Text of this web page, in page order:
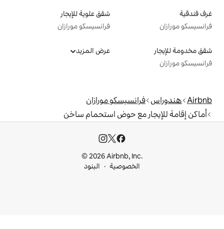
شقق علوية للإيجار
فرانسيسكو مورازان
عرض المزيد
مورازان
حوض استحمام ساخن